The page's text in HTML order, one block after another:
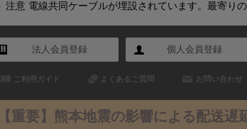
意 電線共同ケーブルが埋設されています。最寄り
法人会員登録 個人会員登録
ご利用ガイド よくあるご質問 お問い合わせ
重要】熊本地震の影響による配送遅